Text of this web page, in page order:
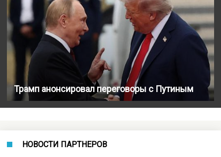
Трамп анонсировал переговоры с Путиным
НОВОСТИ ПАРТНЕРОВ